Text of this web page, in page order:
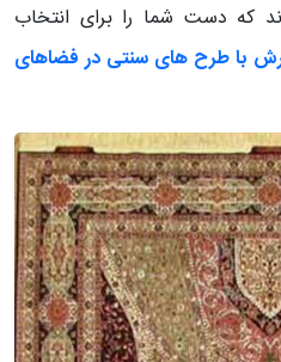
که دست شما را برای انتخاب
با طرح های سنتی در فضاهای